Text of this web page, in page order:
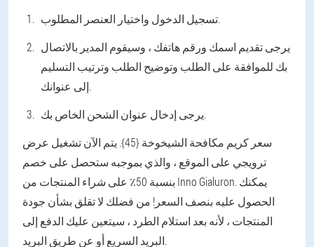
تسجيل الدخول واختيار العنصر المطلوب.
يرجى تقديم اسمك ورقم هاتفك ، وسيقوم المدير بالاتصال
بك للموافقة على الطلب وتوضيح الطلب وترتيب التسليم
إلى عنوانك.
يرجى إدخال عنوان الشحن الخاص بك.
سعر كريم مكافحة الشيخوخة {45}. يتم الآن تشغيل عرض
ترويجي على الموقع ، والذي بموجبه ستحصل على خصم
بنسبة 50٪ على شراء المنتجات من Inno Gialuron. يمكنك
الحصول عليه بنصف السعر! من فضلك لا تقلق بشأن جودة
المنتجات ، لأنه بعد استلام الطرد ، سيتعين عليك الدفع إلى
البريد السريع أو عن طريق البريد.